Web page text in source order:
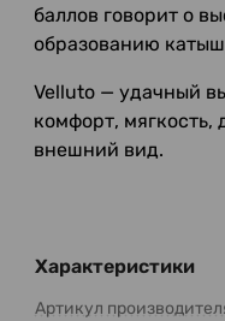
баллов говорит о
образованию
Velluto — удачный
комфорт, мягкость,
внешний вид.
Характеристики
Артикул